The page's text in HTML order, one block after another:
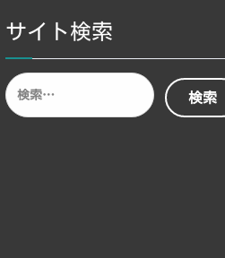
サイト検索
検
索: